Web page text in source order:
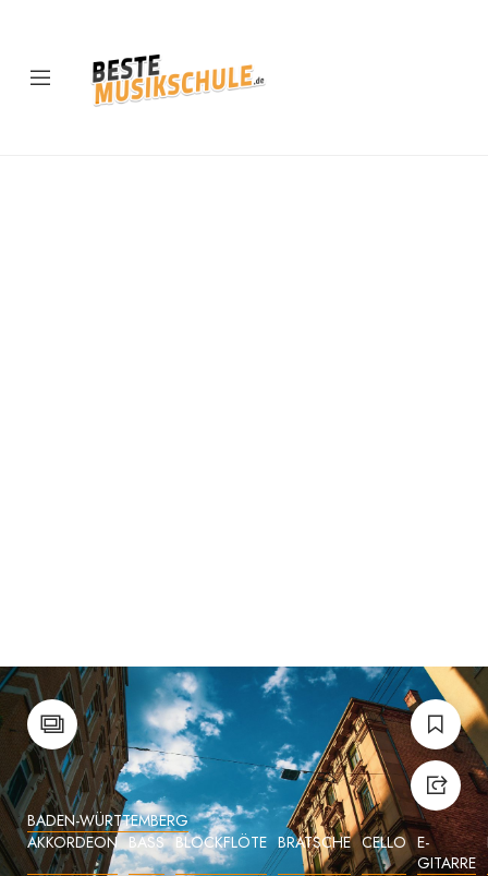
BADEN-WÜRTTEMBERG
AKKORDEON BASS BLOCKFLÖTE BRATSCHE CELLO E-
GITARRE